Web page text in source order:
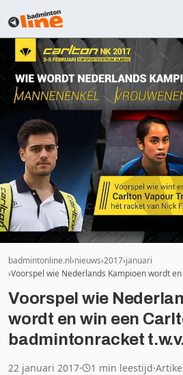
badmintonline.nl nieuws 2017 januari
Voorspel wie Nederlands Kampioen wordt
Voorspel wie
wordt en win een
badmintonracket
22 januari 2017· 1 min leestijd·